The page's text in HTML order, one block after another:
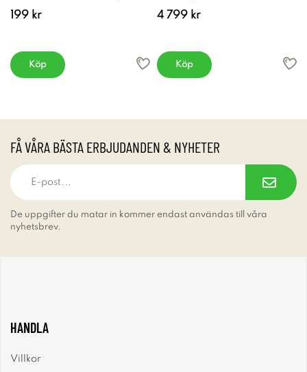
199 kr
Köp
4 799 kr
Köp
FÅ VÅRA BÄSTA ERBJUDANDEN & NYHETER
De uppgifter du matar in kommer endast användas till våra
nyhetsbrev.
HANDLA
Villkor